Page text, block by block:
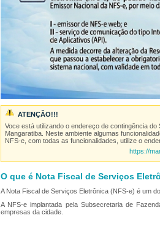
ATENÇÃO!!!
Voce está utilizando o endereço de contingência
Mangaratiba. Neste ambiente algumas
NFS-e, com todas as funcionalidades, utilize o
https://
O que é Nota Fiscal de Serviços
A Nota Fiscal de Serviços Eletrônica (NFS-e) é um
A NFS-e implantada pela Subsecretaria de
empresas da cidade.